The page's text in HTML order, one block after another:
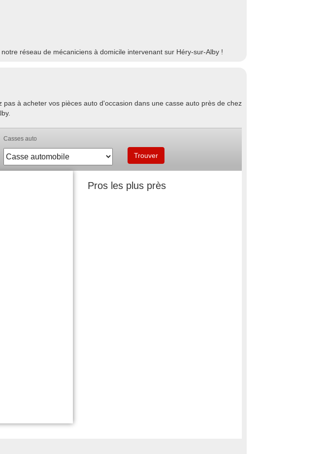
réseau de mécaniciens à domicile intervenant sur Héry-sur-Alby !
à acheter vos pièces auto d'occasion dans une casse auto près de chez